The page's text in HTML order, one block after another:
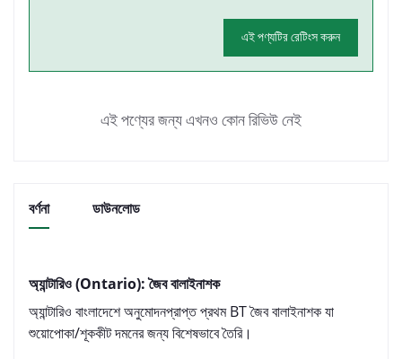
এই পণ্যটির রেটিংস করুন
এই পণ্যের জন্য এখনও কোন রিভিউ নেই
বর্ণনা ডাউনলোড
অ্যান্টারিও (Ontario): জৈব বালাইনাশক
অ্যান্টারিও বাংলাদেশে অনুমোদনপ্রাপ্ত প্রথম BT জৈব বালাইনাশক যা
শুয়োপোকা/শূককীট দমনের জন্য বিশেষভাবে তৈরি।